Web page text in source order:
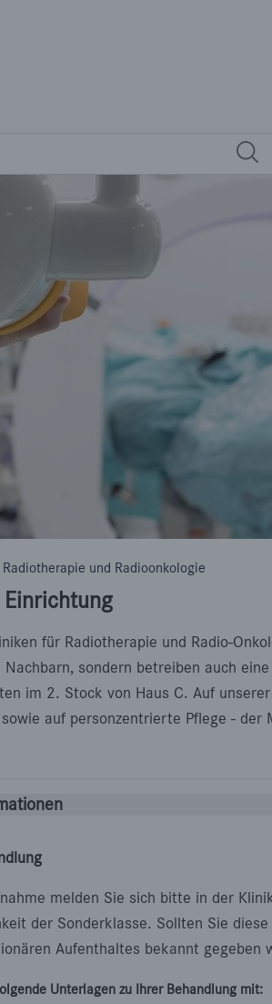
und Radioonkologie
für Radiotherapie und Radio-
sondern betreiben auch
im 2. Stock von Haus C. Auf
auf personzentrierte Pflege - der
melden Sie sich bitte in der
der Sonderklasse. Sollten Sie
Aufenthaltes bekannt gegeben
Unterlagen zu Ihrer Behandlung mit: